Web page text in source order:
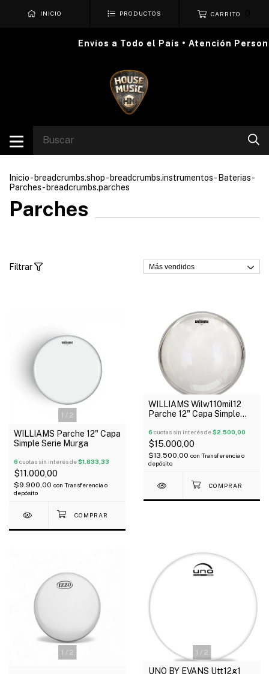
INICIO PRODUCTOS CARRITO
Envíos a Todo el País • Atención
Inicio- breadcrumbs.shop- breadcrumbs.instrumentos- Baterias-
Parches- breadcrumbs.parches
Parches
Filtrar
1 / 2
WILLIAMS Parche 12" Capa
Simple Serie Murga
6 cuotas sin interés de$1.833,33
$11.000,00
$9.900,00 con Transferencia o
depósito
WILLIAMS Wilw110mil12
Parche 12" Capa Simple
6 cuotas sin interés de$2.500,00
$15.000,00
$13.500,00 con Transferencia o
depósito
1 / 2 1 / 2
UNO BY EVANS Utt12g1